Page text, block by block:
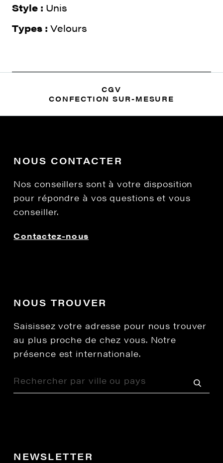
Style : Unis
Types : Velours
CGV
CONFECTION SUR-MESURE
NOUS CONTACTER
Nos conseillers sont à votre disposition
pour répondre à vos questions et vous
conseiller.
Contactez-nous
NOUS TROUVER
Saisissez votre adresse pour nous trouver
au plus proche de chez vous. Notre
présence est internationale.
NEWSLETTER